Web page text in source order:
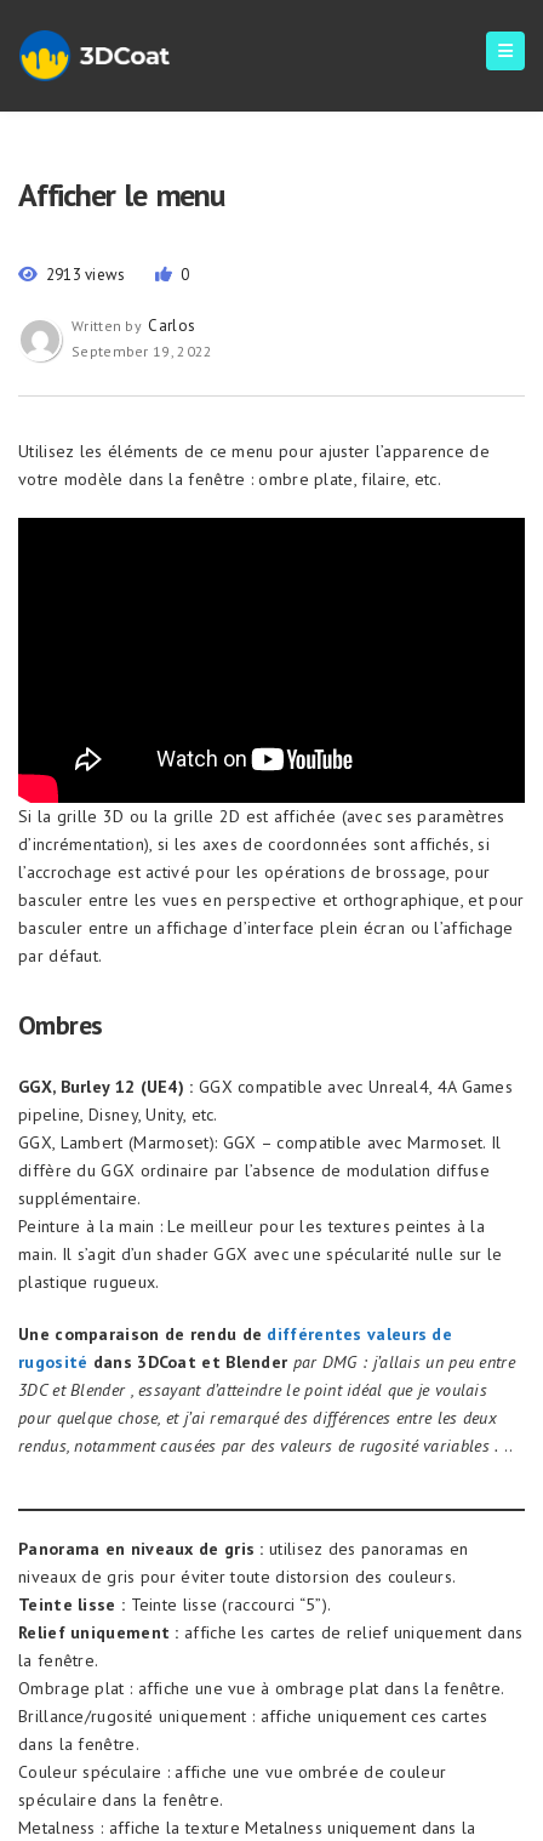
Afficher le menu
2913 views 0
Written by Carlos
September 19, 2022
Utilisez les éléments de ce menu pour ajuster l’apparence de
votre modèle dans la fenêtre : ombre plate, filaire, etc.
Si la grille 3D ou la grille 2D est affichée (avec ses paramètres
d’incrémentation), si les axes de coordonnées sont affichés, si
l’accrochage est activé pour les opérations de brossage, pour
basculer entre les vues en perspective et orthographique, et pour
basculer entre un affichage d’interface plein écran ou l’affichage
par défaut.
Ombres
GGX, Burley 12 (UE4) : GGX compatible avec Unreal4, 4A Games
pipeline, Disney, Unity, etc.
GGX, Lambert (Marmoset): GGX – compatible avec Marmoset. Il
diffère du GGX ordinaire par l’absence de modulation diffuse
supplémentaire.
Peinture à la main : Le meilleur pour les textures peintes à la
main. Il s’agit d’un shader GGX avec une spécularité nulle sur le
plastique rugueux.
Une comparaison de rendu de différentes valeurs de
rugosité dans 3DCoat et Blender par DMG : j’allais un peu entre
3DC et Blender , essayant d’atteindre le point idéal que je voulais
pour quelque chose, et j’ai remarqué des différences entre les deux
rendus, notamment causées par des valeurs de rugosité variables . ..
Panorama en niveaux de gris : utilisez des panoramas en
niveaux de gris pour éviter toute distorsion des couleurs.
Teinte lisse : Teinte lisse (raccourci “5”).
Relief uniquement : affiche les cartes de relief uniquement dans
la fenêtre.
Ombrage plat : affiche une vue à ombrage plat dans la fenêtre.
Brillance/rugosité uniquement : affiche uniquement ces cartes
dans la fenêtre.
Couleur spéculaire : affiche une vue ombrée de couleur
spéculaire dans la fenêtre.
Metalness : affiche la texture Metalness uniquement dans la